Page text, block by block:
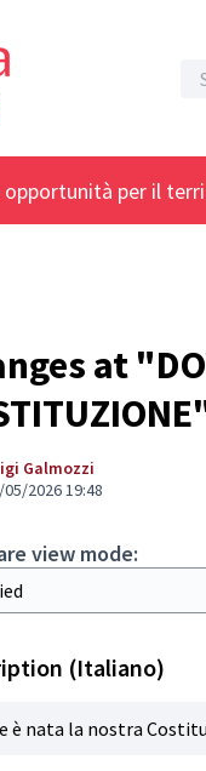
opportunità per il
at
Galmozzi
2026 19:48
view mode:
(Italiano)
è nata la nostra